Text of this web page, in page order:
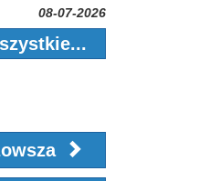
08-07-2026